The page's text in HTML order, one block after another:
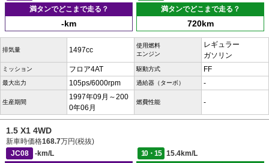
満タンでどこまで走る？
-km
満タンでどこまで走る？
720km
排気量 1497cc
使用燃料
エンジン
レギュラー
ガソリン
ミッション フロア4AT 駆動方式 FF
最大出力 105ps/6000rpm 過給器（ターボ） -
生産期間
1997年09月～200
0年06月
燃費性能 -
1.5 X1 4WD
新車時価格168.7万円(税抜)
JC08
-km/L 10・15
15.4km/L